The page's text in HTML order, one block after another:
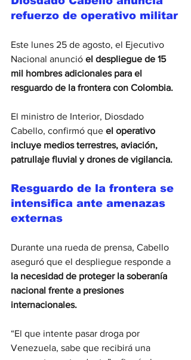
refuerzo de operativo militar
Este lunes 25 de agosto, el Ejecutivo
Nacional anunció el despliegue de 15
mil hombres adicionales para el
resguardo de la frontera con Colombia.
El ministro de Interior, Diosdado
Cabello, confirmó que el operativo
incluye medios terrestres, aviación,
patrullaje fluvial y drones de vigilancia.
Resguardo de la frontera se
intensifica ante amenazas
externas
Durante una rueda de prensa, Cabello
aseguró que el despliegue responde a
la necesidad de proteger la soberanía
nacional frente a presiones
internacionales.
“El que intente pasar droga por
Venezuela, sabe que recibirá una